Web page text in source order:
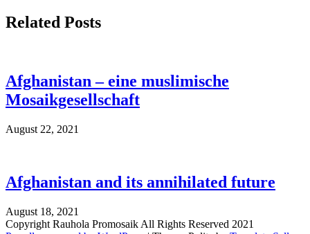
Related Posts
Afghanistan – eine muslimische
Mosaikgesellschaft
August 22, 2021
Afghanistan and its annihilated future
August 18, 2021
Copyright Rauhola Promosaik All Rights Reserved 2021